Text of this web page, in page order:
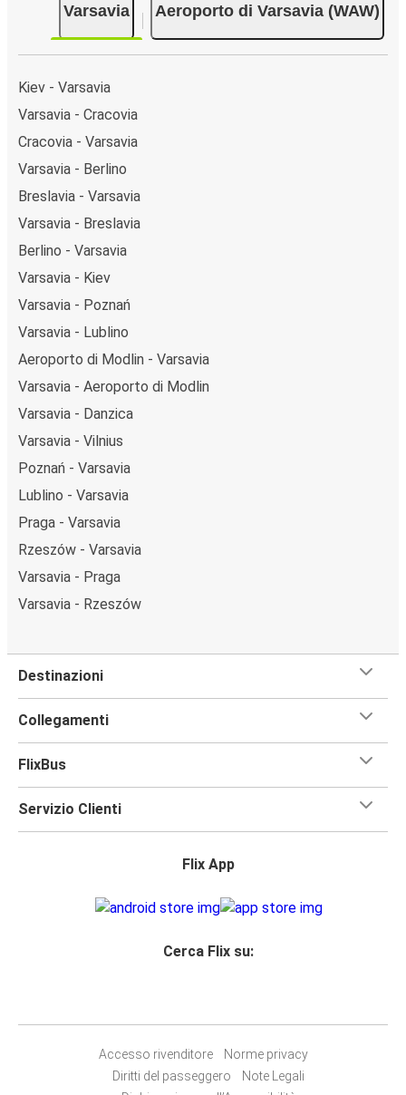
Varsavia Aeroporto di Varsavia (WAW)
Kiev - Varsavia
Varsavia - Cracovia
Cracovia - Varsavia
Varsavia - Berlino
Breslavia - Varsavia
Varsavia - Breslavia
Berlino - Varsavia
Varsavia - Kiev
Varsavia - Poznań
Varsavia - Lublino
Aeroporto di Modlin - Varsavia
Varsavia - Aeroporto di Modlin
Varsavia - Danzica
Varsavia - Vilnius
Poznań - Varsavia
Lublino - Varsavia
Praga - Varsavia
Rzeszów - Varsavia
Varsavia - Praga
Varsavia - Rzeszów
Destinazioni
Collegamenti
FlixBus
Servizio Clienti
Flix App
Cerca Flix su:
Accesso rivenditore
Norme privacy
Diritti del passeggero
Note Legali